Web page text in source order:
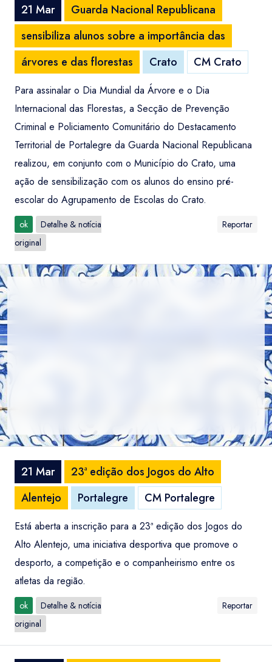
21 Mar
Guarda Nacional Republicana
sensibiliza alunos sobre a importância das
árvores e das florestas
Crato CM Crato
Para assinalar o Dia Mundial da Árvore e o Dia
Internacional das Florestas, a Secção de Prevenção
Criminal e Policiamento Comunitário do Destacamento
Territorial de Portalegre da Guarda Nacional Republicana
realizou, em conjunto com o Município do Crato, uma
ação de sensibilização com os alunos do ensino pré-
escolar do Agrupamento de Escolas do Crato.
ok
Detalhe & notícia
original
Reportar
21 Mar
23ª edição dos Jogos do Alto
Alentejo
Portalegre CM Portalegre
Está aberta a inscrição para a 23ª edição dos Jogos do
Alto Alentejo, uma iniciativa desportiva que promove o
desporto, a competição e o companheirismo entre os
atletas da região.
ok
Detalhe & notícia
original
Reportar